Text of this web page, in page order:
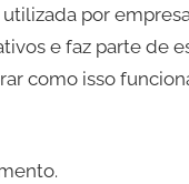
por
e faz parte de
como isso